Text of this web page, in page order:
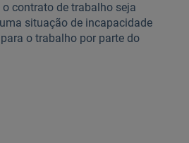
o contrato de trabalho seja
situação de incapacidade
o trabalho por parte do